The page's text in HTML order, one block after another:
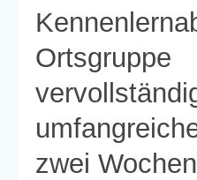
zwei